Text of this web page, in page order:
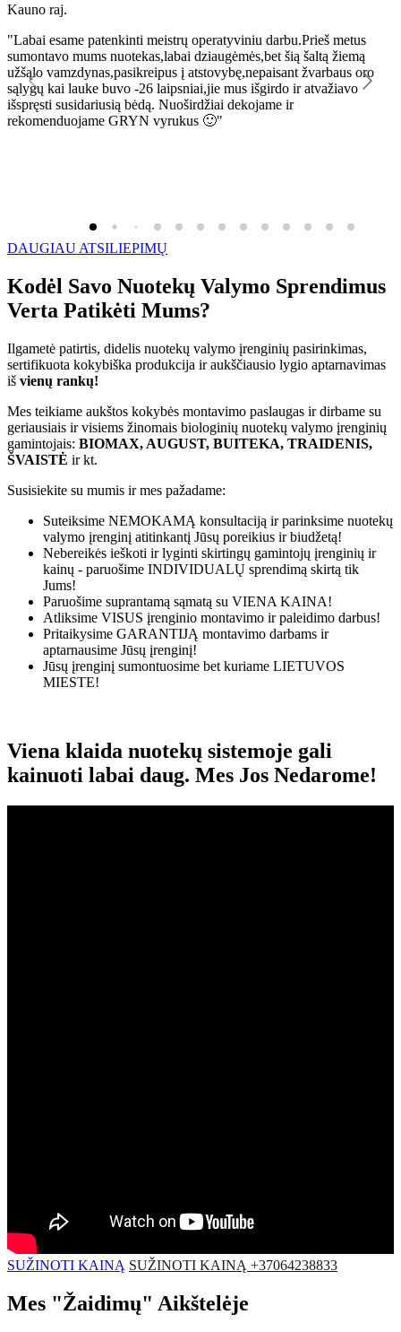
Kauno raj.
"Labai esame patenkinti meistrų operatyviniu darbu.Prieš metus
sumontavo mums nuotekas,labai dziaugėmės,bet šią šaltą žiemą
užšąlo vamzdynas,pasikreipus į atstovybę,nepaisant žvarbaus oro
sąlygų kai lauke buvo -26 laipsniai,jie mus išgirdo ir atvažiavo
išspręsti susidariusią bėdą. Nuoširdžiai dekojame ir
rekomenduojame GRYN vyrukus 🙂"
DAUGIAU ATSILIEPIMŲ
Kodėl Savo Nuotekų Valymo Sprendimus
Verta Patikėti Mums?
Ilgametė patirtis, didelis nuotekų valymo įrenginių pasirinkimas,
sertifikuota kokybiška produkcija ir aukščiausio lygio aptarnavimas
iš vienų rankų!
Mes teikiame aukštos kokybės montavimo paslaugas ir dirbame su
geriausiais ir visiems žinomais biologinių nuotekų valymo įrenginių
gamintojais: BIOMAX, AUGUST, BUITEKA, TRAIDENIS,
ŠVAISTĖ ir kt.
Susisiekite su mumis ir mes pažadame:
Suteiksime NEMOKAMĄ konsultaciją ir parinksime nuotekų
valymo įrenginį atitinkantį Jūsų poreikius ir biudžetą!
Nebereikės ieškoti ir lyginti skirtingų gamintojų įrenginių ir
kainų - paruošime INDIVIDUALŲ sprendimą skirtą tik
Jums!
Paruošime suprantamą sąmatą su VIENA KAINA!
Atliksime VISUS įrenginio montavimo ir paleidimo darbus!
Pritaikysime GARANTIJĄ montavimo darbams ir
aptarnausime Jūsų įrenginį!
Jūsų įrenginį sumontuosime bet kuriame LIETUVOS
MIESTE!
Viena klaida nuotekų sistemoje gali
kainuoti labai daug. Mes Jos Nedarome!
SUŽINOTI KAINĄ SUŽINOTI KAINĄ +37064238833
Mes "Žaidimų" Aikštelėje